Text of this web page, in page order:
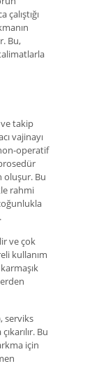
Bu,
takip
vajinayı
operatif
oluşur. Bu
rahmi
ve çok
kullanım
serviks
Bu
için